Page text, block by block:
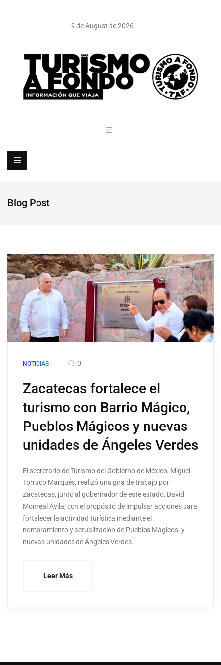
9 de August de 2026
Blog Post
NOTICIAS 0
Zacatecas fortalece el
turismo con Barrio Mágico,
Pueblos Mágicos y nuevas
unidades de Ángeles Verdes
El secretario de Turismo del Gobierno de México, Miguel
Torruco Marqués, realizó una gira de trabajo por
Zacatecas, junto al gobernador de este estado, David
Monreal Ávila, con el propósito de impulsar acciones para
fortalecer la actividad turística mediante el
nombramiento y actualización de Pueblos Mágicos, y
nuevas unidades de Ángeles Verdes.
Leer Más